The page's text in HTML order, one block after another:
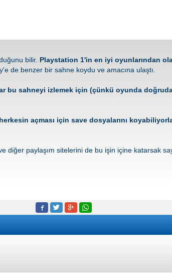
bilir. Playstation 1'in en iyi oyunlarından
de benzer bir sahne koydu ve amacına ulaştı.
bu sahneyi izlemek için (çünkü oyunda
açması için save dosyalarını
diğer paylaşım sitelerini de bu işin içine katarsak